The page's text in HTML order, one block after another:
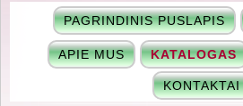
PAGRINDINIS PUSLAPIS
APIE MUS KATALOGAS
KONTAKTAI